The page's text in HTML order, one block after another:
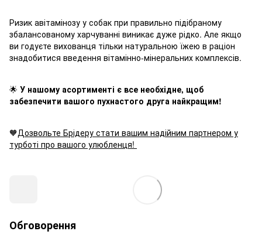
Ризик авітамінозу у собак при правильно підібраному
збалансованому харчуванні виникає дуже рідко. Але якщо
ви годуєте вихованця тільки натуральною їжею в раціон
знадобитися введення вітамінно-мінеральних комплексів.
🌟 У нашому асортименті є все необхідне, щоб
забезпечити вашого пухнастого друга найкращим!
🧡Дозвольте Брідеру стати вашим надійним партнером у
турботі про вашого улюбленця!
Обговорення